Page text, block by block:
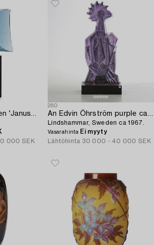
A unique Bertil Vallien 'Janus head' sand cast glass sculpture,
000 SEK
280
An Edvin Öhrström purple cast glass sculpture 'Phoenix',
Lindshammar, Sweden ca 1967.
Vasarahinta Ei myyty
Lähtöhinta 30 000 - 40 000 SEK